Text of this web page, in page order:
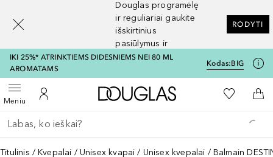
Douglas programėlę
ir reguliariai gaukite
išskirtinius
pasiūlymus ir
nuolaidas
RODYTI
IKI 25%* ATRINKTIEMS DIDESNIEMS NEI 80 ML
AROMATAMS
Kodas:BIG
MeniuAtidaryti meniuĮ mano paskyrą
Į Douglas pagrindinį
Į mano
Į
Grįžk atgal
Vykdykite paiešką
Titulinis Kvepalai Unisex kvapai Unisex kvepalai Balmain
[navigation.slideout.screenreader]